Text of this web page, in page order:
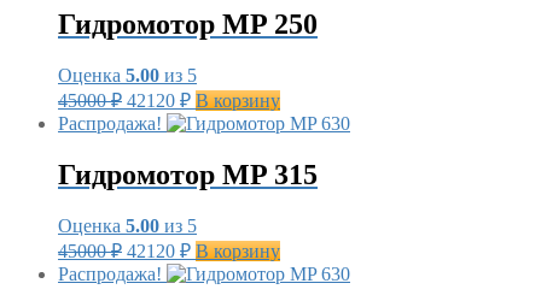
Гидромотор MP 250
Оценка 5.00 из 5
45000₽ Первоначальная
цена
составляла
42120 ₽Текущая
цена:
В корзину
Распродажа!
Гидромотор MP 315
Оценка 5.00 из 5
45000₽ Первоначальная
цена
составляла
42120 ₽Текущая
цена:
В корзину
Распродажа!